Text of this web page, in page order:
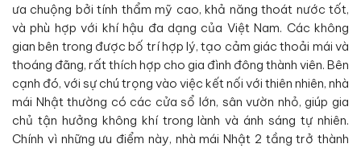
ưa chuộng bởi tính thẩm mỹ cao, khả năng thoát nước tốt,
và phù hợp với khí hậu đa dạng của Việt Nam. Các không
gian bên trong được bố trí hợp lý, tạo cảm giác thoải mái và
thoáng đãng, rất thích hợp cho gia đình đông thành viên. Bên
cạnh đó, với sự chú trọng vào việc kết nối với thiên nhiên, nhà
mái Nhật thường có các cửa sổ lớn, sân vườn nhỏ, giúp gia
chủ tận hưởng không khí trong lành và ánh sáng tự nhiên.
Chính vì những ưu điểm này, nhà mái Nhật 2 tầng trở thành